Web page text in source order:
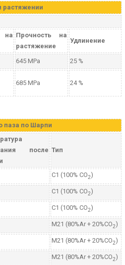
растяжении
на Прочность на
растяжение
Удлинение
645 MPa 25 %
685 MPa 24 %
паза по Шарпи
после Тип
C1 (100% CO2)
C1 (100% CO2)
C1 (100% CO2)
M21 (80%Ar + 20%CO2)
M21 (80%Ar + 20%CO2)
M21 (80%Ar + 20%CO2)